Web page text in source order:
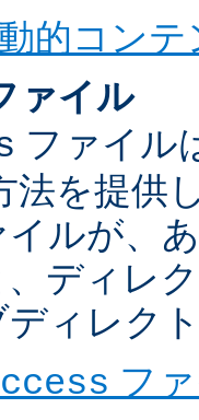
的コンテ
ァイル
ファイル
法を提供
ルが、
ディレ
ィレク
フ